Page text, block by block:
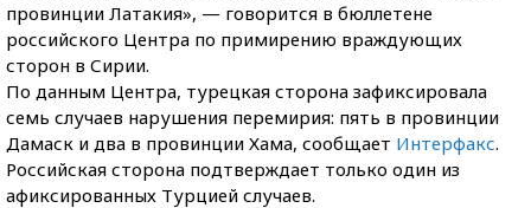
провинции Латакия», — говорится в бюллетене
российского Центра по примирению враждующих
сторон в Сирии.
По данным Центра, турецкая сторона зафиксировала
семь случаев нарушения перемирия: пять в провинции
Дамаск и два в провинции Хама, сообщает Интерфакс.
Российская сторона подтверждает только один из
афиксированных Турцией случаев.